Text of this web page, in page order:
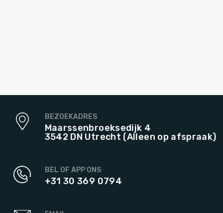
BEZOEKADRES
Maarssenbroeksedijk 4
3542 DN Utrecht (Alleen op afspraak)
BEL OF APP ONS
+31 30 369 0794